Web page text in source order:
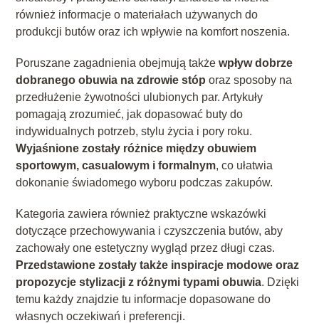
również informacje o materiałach używanych do
produkcji butów oraz ich wpływie na komfort noszenia.
Poruszane zagadnienia obejmują takżewpływ dobrze
dobranego obuwia na zdrowie stóp oraz sposoby na
przedłużenie żywotności ulubionych par. Artykuły
pomagają zrozumieć, jak dopasować buty do
indywidualnych potrzeb, stylu życia i pory roku.
Wyjaśnione zostały różnice między obuwiem
sportowym, casualowym i formalnym, co ułatwia
dokonanie świadomego wyboru podczas zakupów.
Kategoria zawiera również praktyczne wskazówki
dotyczące przechowywania i czyszczenia butów, aby
zachowały one estetyczny wygląd przez długi czas.
Przedstawione zostały także inspiracje modowe oraz
propozycje stylizacji z różnymi typami obuwia. Dzięki
temu każdy znajdzie tu informacje dopasowane do
własnych oczekiwań i preferencji.